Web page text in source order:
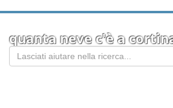
quanta neve c'è a